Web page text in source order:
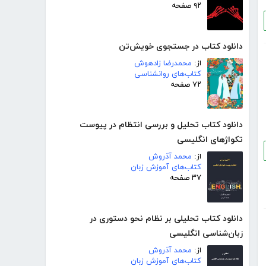
۹۲ صفحه
دانلود کتاب در جستجوی خویش‌تن
از: محمدرضا زادهوش
کتاب‌های روانشناسی
۷۲ صفحه
دانلود کتاب تحلیل و بررسی انتظام در پیوست
تکواژهای انگلیسی
از: محمد آذروش
کتاب‌های آموزش زبان
۳۷ صفحه
دانلود کتاب تحلیلی بر نظام نحو دستوری در
زبان‌شناسی انگلیسی
از: محمد آذروش
کتاب‌های آموزش زبان